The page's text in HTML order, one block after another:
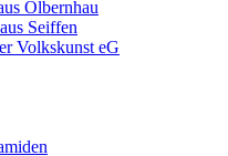
Olbernhau
Seiffen
Volkskunst eG